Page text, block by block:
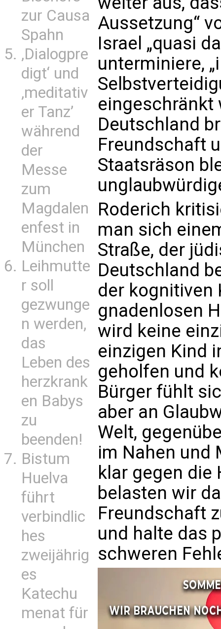
zur Causa
Spahn
‚Dialogpre
digt‘ und
‚meditativ
er Tanz’
während
der
Messe
zum
Magdalen
enfest in
München
Leihmutte
r soll
gezwunge
n werden,
das
Leben des
herzkrank
en Babys
zu
beenden!
Bistum
Huelva
führt
verbindlic
hes
zweijährig
es
Katechu
menat für
Aussetzung“
Israel „quasi
unterminiere,
eingeschränkt
Deutschland
Freundschaft
Staatsräson
Roderich
man sich
Straße, der
Deutschland
der kognitiven
gnadenlosen
wird keine
einzigen Kind
geholfen und
Bürger fühlt
aber an
Welt,
im Nahen und
klar gegen die
belasten wir
Freundschaft
und halte das
schweren